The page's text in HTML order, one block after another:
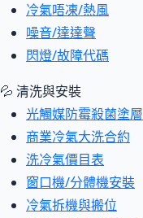
冷氣唔凍/熱風
噪音/達達聲
閃燈/故障代碼
💦 清洗與安裝
光觸媒防霉殺菌塗層
商業冷氣大洗合約
洗冷氣價目表
窗口機/分體機安裝
冷氣拆機與搬位